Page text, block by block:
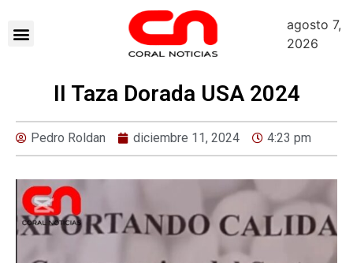
agosto 7,
2026
II Taza Dorada USA 2024
Pedro Roldan diciembre 11, 2024 4:23 pm